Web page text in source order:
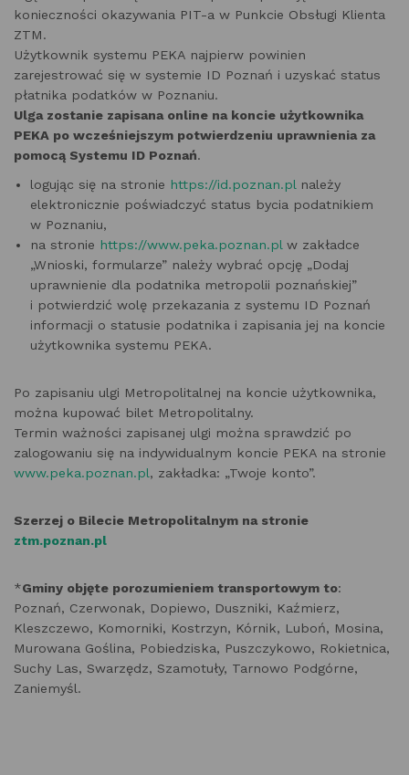
konieczności okazywania PIT-a w Punkcie Obsługi Klienta
ZTM.
Użytkownik systemu PEKA najpierw powinien
zarejestrować się w systemie ID Poznań i uzyskać status
płatnika podatków w Poznaniu.
Ulga zostanie zapisana online na koncie użytkownika
PEKA po wcześniejszym potwierdzeniu uprawnienia za
pomocą Systemu ID Poznań.
logując się na stronie https://id.poznan.pl należy
elektronicznie poświadczyć status bycia podatnikiem
w Poznaniu,
na stronie https://www.peka.poznan.pl w zakładce
„Wnioski, formularze” należy wybrać opcję „Dodaj
uprawnienie dla podatnika metropolii poznańskiej”
i potwierdzić wolę przekazania z systemu ID Poznań
informacji o statusie podatnika i zapisania jej na koncie
użytkownika systemu PEKA.
Po zapisaniu ulgi Metropolitalnej na koncie użytkownika,
można kupować bilet Metropolitalny.
Termin ważności zapisanej ulgi można sprawdzić po
zalogowaniu się na indywidualnym koncie PEKA na stronie
www.peka.poznan.pl, zakładka: „Twoje konto”.
Szerzej o Bilecie Metropolitalnym na stronie
ztm.poznan.pl
*Gminy objęte porozumieniem transportowym to:
Poznań, Czerwonak, Dopiewo, Duszniki, Kaźmierz,
Kleszczewo, Komorniki, Kostrzyn, Kórnik, Luboń, Mosina,
Murowana Goślina, Pobiedziska, Puszczykowo, Rokietnica,
Suchy Las, Swarzędz, Szamotuły, Tarnowo Podgórne,
Zaniemyśl.